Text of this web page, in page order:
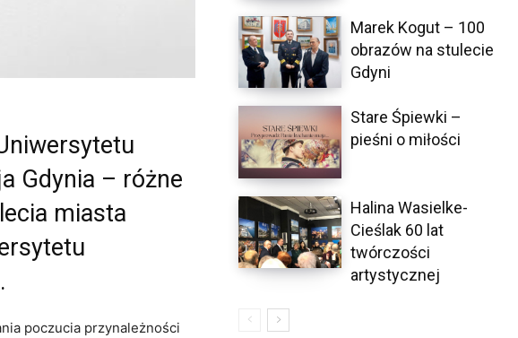
Gdynia – różne
miasta
poczucia przynależności
Marek Kogut – 100
obrazów na stulecie
Gdyni
Stare Śpiewki –
pieśni o miłości
Halina Wasielke-
Cieślak 60 lat
twórczości
artystycznej